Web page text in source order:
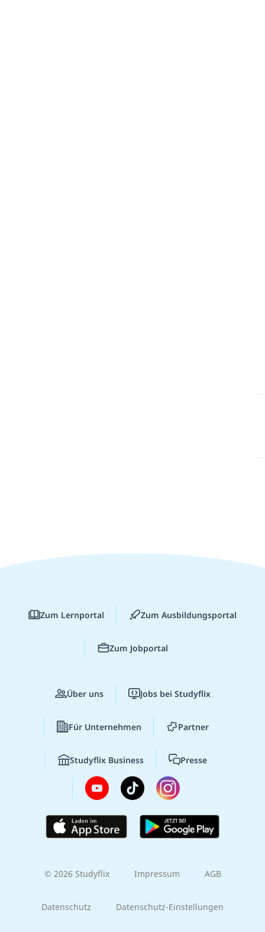
Zum Lernportal Zum Ausbildungsportal
Zum Jobportal
Über uns Jobs bei Studyflix
Für Unternehmen Partner
Studyflix Business Presse
© 2026 Studyflix Impressum AGB
Datenschutz Datenschutz-Einstellungen